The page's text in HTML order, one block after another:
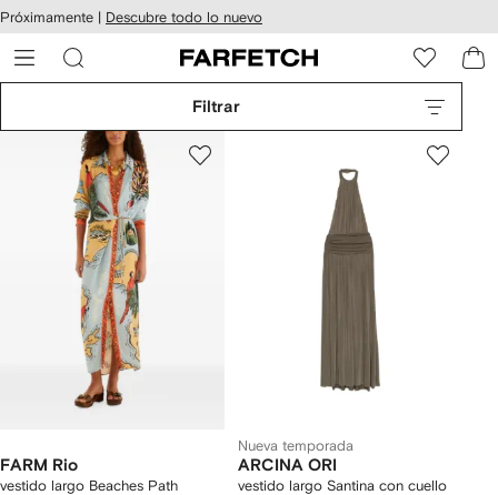
al
Próximamente | Descubre todo lo nuevo
Filtrar
FARM Rio
vestido largo Beaches Path
Nueva temporada
ARCINA ORI
vestido largo Santina con cuello